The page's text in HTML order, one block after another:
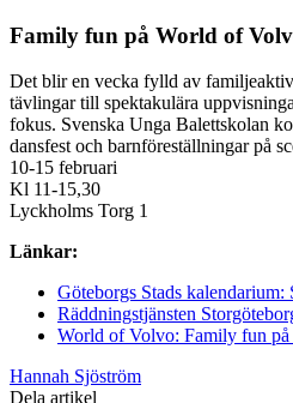
Family fun på World of
Det blir en vecka fylld av
tävlingar till spektakulära
fokus. Svenska Unga Balettskolan
dansfest och barnföreställningar på
10-15 februari
Kl 11-15,30
Lyckholms Torg 1
Länkar:
Göteborgs Stads
Räddningstjänsten
World of Volvo: Family fun på
Hannah Sjöström
Dela artikel